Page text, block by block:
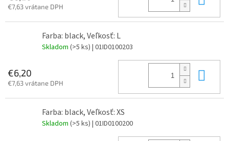
€7,63 vrátane DPH
Farba: black, Veľkosť: L
Skladom (>5 ks) | 01ID0100203
€6,20
€7,63 vrátane DPH
Farba: black, Veľkosť: XS
Skladom (>5 ks) | 01ID0100200